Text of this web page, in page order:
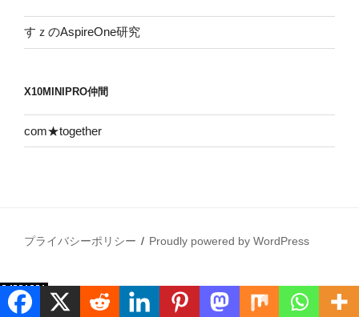
すｚのAspireOne研究
X10MINIPRO仲間
com★together
プライバシーポリシー Proudly powered by WordPress